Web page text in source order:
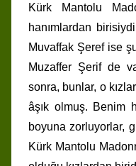
Kürk Mantolu
hanımlardan
Muvaffak Şeref ise
Muzaffer Şerif de
sonra, bunlar, o
âşık olmuş. Benim
boyuna zorluyorlar,
Kürk Mantolu